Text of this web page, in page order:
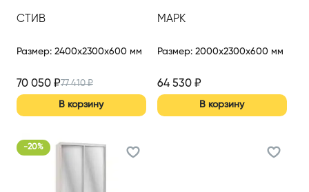
СТИВ
Размер: 2400x2300x600 мм
70 050 ₽77 410₽
В корзину
МАРК
Размер: 2000x2300x600 мм
64 530₽
В корзину
-20%